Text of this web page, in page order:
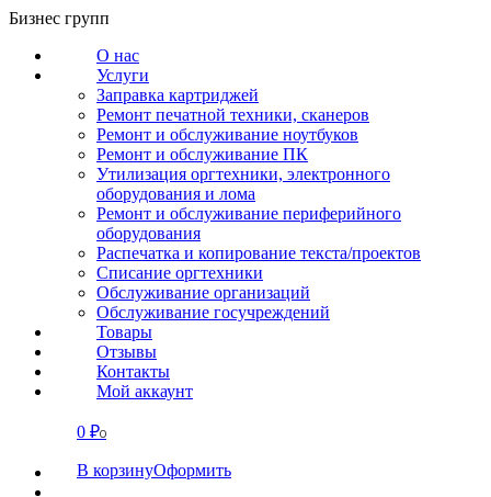
Перейти
содержанию
Бизнес групп
О нас
Услуги
Заправка картриджей
Ремонт печатной техники, сканеров
Ремонт и обслуживание ноутбуков
Ремонт и обслуживание ПК
Утилизация оргтехники, электронного
оборудования и лома
Ремонт и обслуживание периферийного
оборудования
Распечатка и копирование текста/проектов
Списание оргтехники
Обслуживание организаций
Обслуживание госучреждений
Товары
Отзывы
Контакты
Мой аккаунт
0 ₽0
В корзинуОформить
СВЯЗАТЬСЯ
О нас